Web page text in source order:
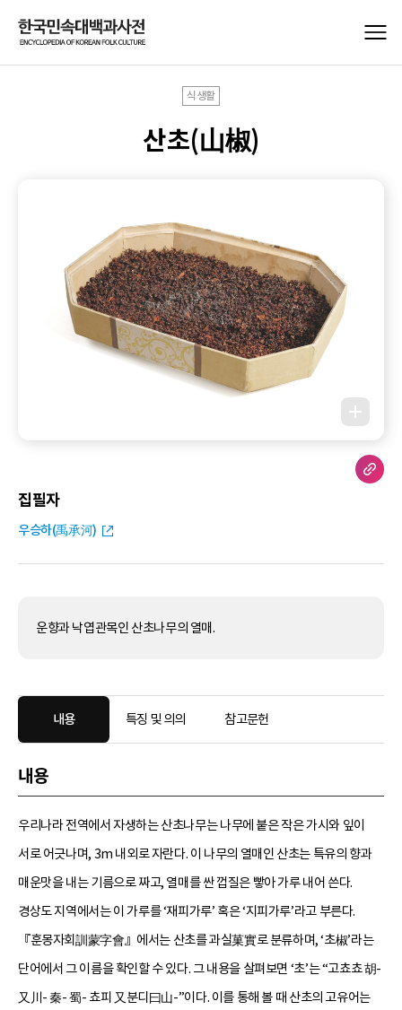
식생활
산초(山椒)
집필자
우승하(禹承河)
운향과 낙엽관목인 산초나무의 열매.
내용 특징 및 의의 참고문헌
내용
우리나라 전역에서 자생하는 산초나무는 나무에 붙은 작은 가시와 잎이
서로 어긋나며, 3m 내외로 자란다. 이 나무의 열매인 산초는 특유의 향과
매운맛을 내는 기름으로 짜고, 열매를 싼 껍질은 빻아 가루 내어 쓴다.
경상도 지역에서는 이 가루를 ‘재피가루’ 혹은 ‘지피가루’라고 부른다.
『훈몽자회訓蒙字會』에서는 산초를 과실菓實로 분류하며, ‘초椒’라는
단어에서 그 이름을 확인할 수 있다. 그 내용을 살펴보면 ‘초’는 “고쵸쵸 胡-
又川- 秦- 蜀- 쵸피 又분디曰山-”이다. 이를 통해 볼 때 산초의 고유어는